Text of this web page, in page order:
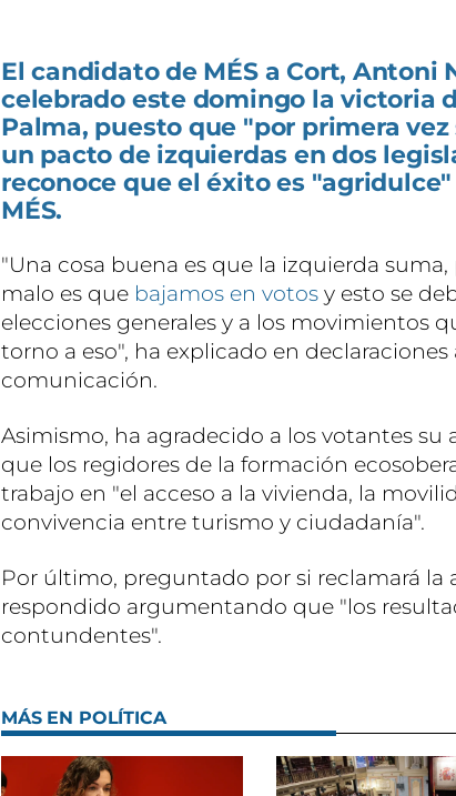
El candidato de MÉS a Cort, Antoni
celebrado este domingo la victoria
Palma, puesto que "por primera
un pacto de izquierdas en dos
reconoce que el éxito es
MÉS.
"Una cosa buena es que la izquierda
malo es que bajamos en votos y esto se
elecciones generales y a los movimientos
torno a eso", ha explicado en
comunicación.
Asimismo, ha agradecido a los votantes su
que los regidores de la formación
trabajo en "el acceso a la vivienda, la
convivencia entre turismo y ciudadanía".
Por último, preguntado por si reclamará la
respondido argumentando que "los
contundentes".
MÁS EN POLÍTICA